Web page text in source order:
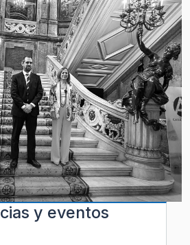
y eventos